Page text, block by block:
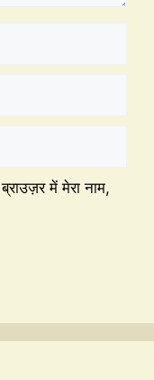
में मेरा नाम,